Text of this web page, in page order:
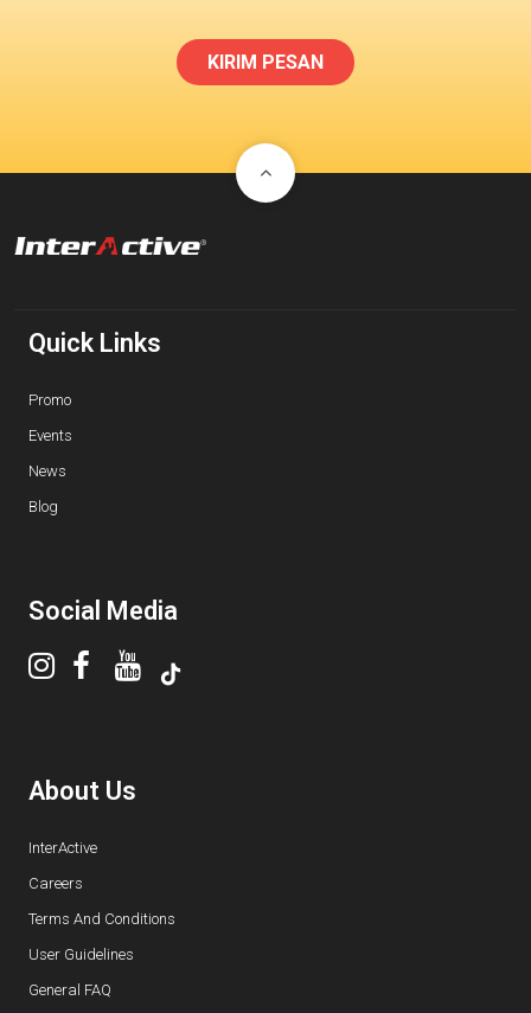
KIRIM PESAN
Quick Links
Promo
Events
News
Blog
Social Media
About Us
InterActive
Careers
Terms And Conditions
User Guidelines
General FAQ